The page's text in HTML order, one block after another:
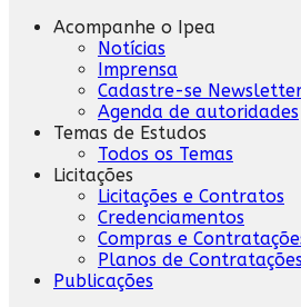
Acompanhe o Ipea
Notícias
Imprensa
Cadastre-se
Agenda de autoridades
Temas de Estudos
Todos os Temas
Licitações
Licitações e Contratos
Credenciamentos
Compras e
Planos de
Publicações